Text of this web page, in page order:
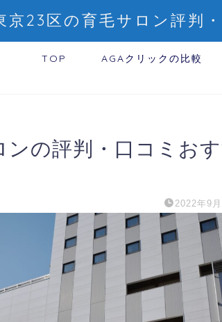
京23区の育毛サロン評判
TOP AGAクリックの比較
ンの評判・口コミお
2022年9月